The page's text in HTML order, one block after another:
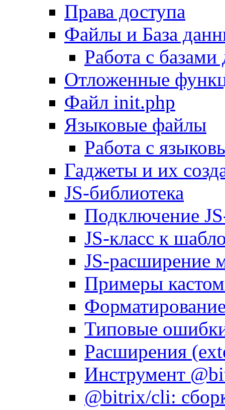
Права доступа
Файлы и База
Работа с
Отложенные
Файл init.php
Языковые файлы
Работа с
Гаджеты и их
JS-библиотека
Подключение
JS-класс к
JS-расширение
Примеры
Типовые
Расширения
Инструмент
@bitrix/cli: